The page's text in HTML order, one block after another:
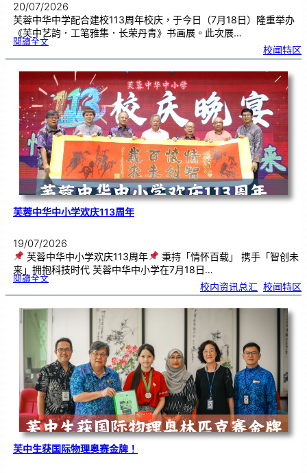
20/07/2026
芙蓉中华中学配合建校113周年校庆，于今日（7月18日）隆重举办
《芙中艺韵．工笔雅集．长荣丹青》书画展。此次展…
閱讀全文:《
艺
．
工
笔
雅
集
．
长
荣
丹
青
》
书
画
展
开
幕
校闻特区
芙蓉中华中小学欢庆113周年
19/07/2026
芙蓉中华中小学欢庆113周年
秉持「情怀百载」 携手「智创未
来」拥抱科技时代 芙蓉中华中小学在7月18日…
閱讀全文:芙
华
小
学
欢庆
周
年
校内资讯总汇 校闻特区
芙中生获国际物理奥赛金牌！